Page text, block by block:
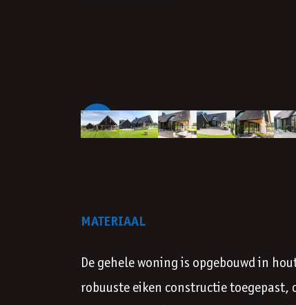
Vorige
MATERIAAL
De gehele woning is opgebouwd in
robuuste eiken constructie toegepast,